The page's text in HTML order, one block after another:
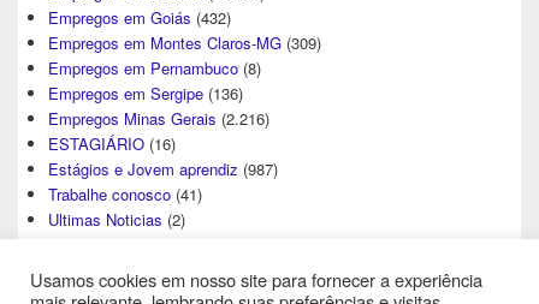
Empregos em Goiás (432)
Empregos em Montes Claros-MG (309)
Empregos em Pernambuco (8)
Empregos em Sergipe (136)
Empregos Minas Gerais (2.216)
ESTAGIÁRIO (16)
Estágios e Jovem aprendiz (987)
Trabalhe conosco (41)
Ultimas Noticias (2)
Usamos cookies em nosso site para fornecer a experiência